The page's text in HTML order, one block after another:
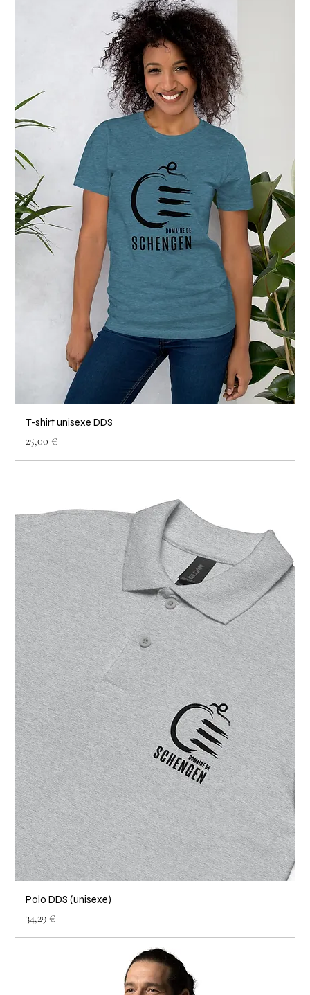
T-shirt unisexe DDS
Prix
25,00 €
Polo DDS (unisexe)
Prix
34,29 €